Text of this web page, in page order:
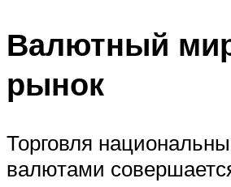
Валютный
рынок
Торговля
валютами